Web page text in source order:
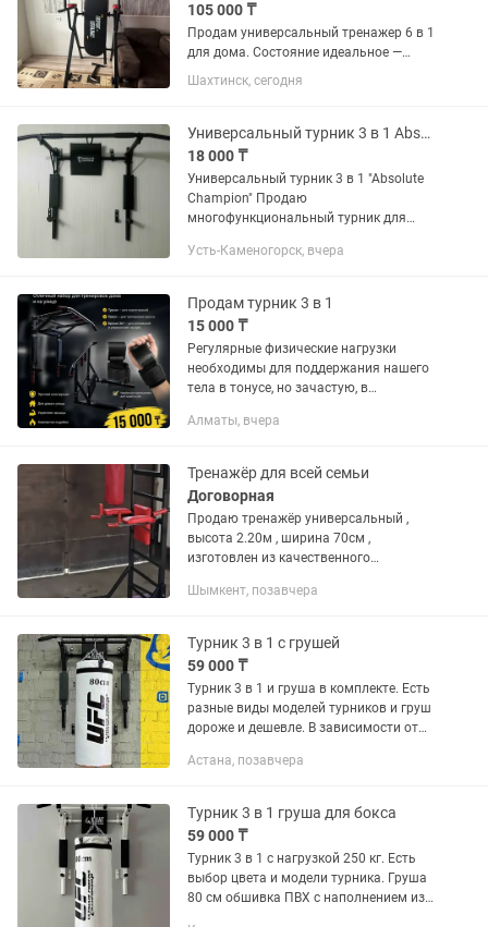
105 000 ₸
Продам универсальный тренажер 6 в 1
для дома. Состояние идеальное —
практически новый (пользовались
считанные разы, полностью исправен,
входит в комплекс (6 в 1): 1....
Шахтинск, сегодня
Универсальный турник 3 в 1 Absolute Champion
18 000 ₸
Универсальный турник 3 в 1 "Absolute
Champion" Продаю
многофункциональный турник для
упражнений на пресс и отжиманий на
двух...
Усть-Каменогорск, вчера
Продам турник 3 в 1
15 000 ₸
Регулярные физические нагрузки
необходимы для поддержания нашего
тела в тонусе, но зачастую, в
хватает времени или мотивации на
Алматы, вчера
Тренажёр для всей семьи
Договорная
Продаю тренажёр универсальный ,
высота 2.20м , ширина 70см ,
изготовлен из качественного
, турник , брусья , упраждение для ног ,
Шымкент, позавчера
Турник 3 в 1 с грушей
59 000 ₸
Турник 3 в 1 и груша в комплекте. Есть
разные виды моделей турников и груш
дороже и дешевле. В зависимости от
комплектации. Есть услуга установки
Астана, позавчера
Турник 3 в 1 груша для бокса
59 000 ₸
Турник 3 в 1 с нагрузкой 250 кг. Есть
выбор цвета и модели турника. Груша
80 см обшивка ПВХ с наполнением из